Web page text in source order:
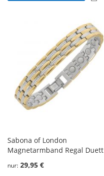
Sabona of London
Magnetarmband Regal Duett
nur 29,95 €